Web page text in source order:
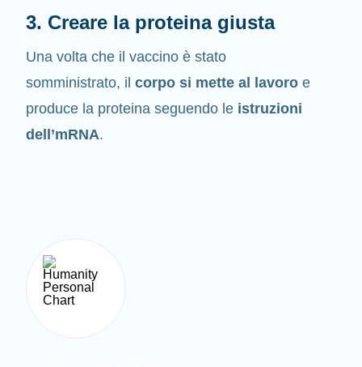
3. Creare la proteina giusta
Una volta che il vaccino è stato
somministrato, il corpo si mette al lavoro e
produce la proteina seguendo le istruzioni
dell’mRNA.